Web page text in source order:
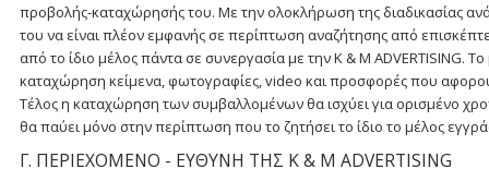
προβολής-καταχώρησής του. Με την ολοκλήρωση της διαδικασίας
του να είναι πλέον εμφανής σε περίπτωση αναζήτησης από
από το ίδιο μέλος πάντα σε συνεργασία με την K & M ADVERTISING.
καταχώρηση κείμενα, φωτογραφίες, video και προσφορές που
Τέλος η καταχώρηση των συμβαλλομένων θα ισχύει για ορισμένο
θα παύει μόνο στην περίπτωση που το ζητήσει το ίδιο το μέλος
Γ. ΠΕΡΙΕΧΟΜΕΝΟ - ΕΥΘΥΝΗ ΤΗΣ K & M ADVERTISING